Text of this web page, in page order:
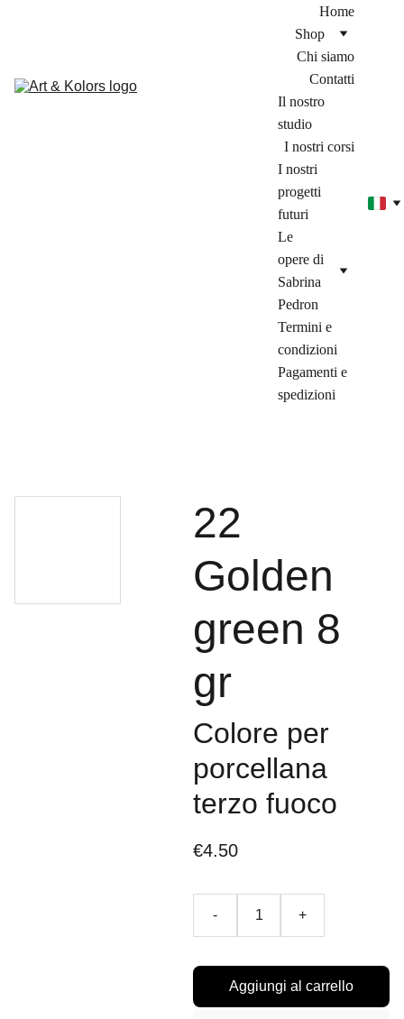
Home
Shop
Chi siamo
Contatti
Il nostro
studio
I nostri corsi
I nostri
progetti
futuri
Le
opere di
Sabrina
Pedron
Termini e
condizioni
Pagamenti e
spedizioni
22
Golden
green 8
gr
Colore per
porcellana
terzo fuoco
€4.50
- +
Aggiungi al carrello